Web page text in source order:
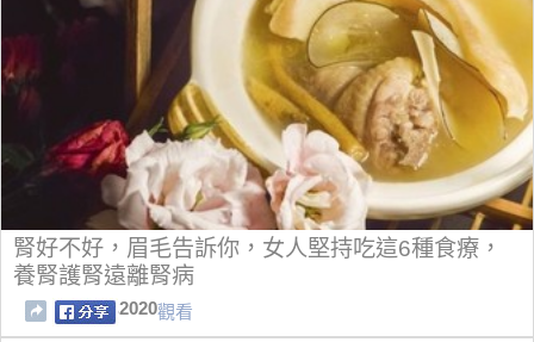
腎好不好，眉毛告訴你，女人堅持吃這6種食療，
養腎護腎遠離腎病
2020觀看